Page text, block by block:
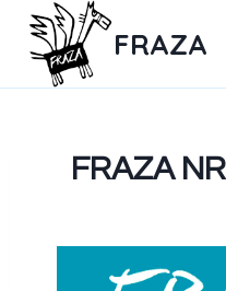
FRAZA
FRAZA